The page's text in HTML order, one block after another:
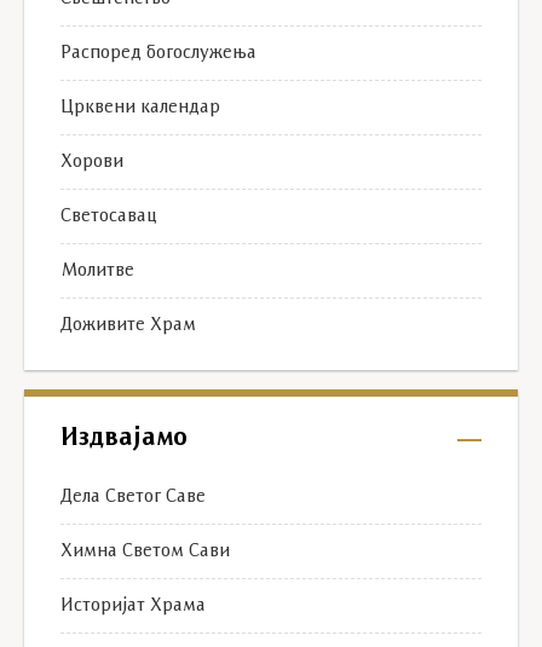
Распоред богослужења
Црквени календар
Хорови
Светосавац
Молитве
Доживите Храм
Издвајамо
Дела Светог Саве
Химна Светом Сави
Историјат Храма